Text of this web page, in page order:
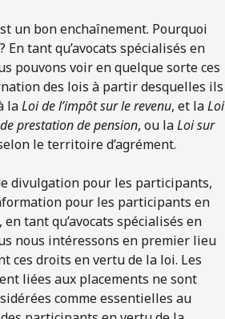
un bon enchaînement. Pourquoi
En tant qu’avocats spécialisés en
pouvons voir en quelque sorte ces
des lois à partir desquelles ils
laLoi de l’impôt sur le revenu, et laLoi
prestation de pension, ou laLoi sur
le territoire d’agrément.
divulgation pour les participants,
pour les participants en
tant qu’avocats spécialisés en
nous intéressons en premier lieu
ces droits en vertu de la loi. Les
liées aux placements ne sont
comme essentielles au